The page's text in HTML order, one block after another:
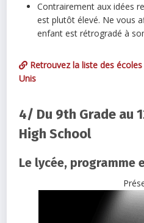
Contrairement aux idées
est plutôt élevé. Ne vous
enfant est rétrogradé à
Retrouvez la liste des
Unis
4/ Du 9th Grade au
High School
Le lycée, programme